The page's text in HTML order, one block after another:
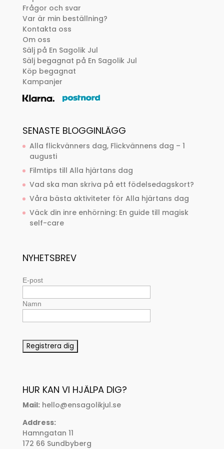
Frågor och svar
Var är min beställning?
Kontakta oss
Om oss
Sälj på En Sagolik Jul
Sälj begagnat på En Sagolik Jul
Köp begagnat
Kampanjer
SENASTE BLOGGINLÄGG
Alla flickvänners dag, Flickvännens dag – 1
augusti
Filmtips till Alla hjärtans dag
Vad ska man skriva på ett födelsedagskort?
Våra bästa aktiviteter för Alla hjärtans dag
Väck din inre enhörning: En guide till magisk
self-care
NYHETSBREV
E-post
Namn
HUR KAN VI HJÄLPA DIG?
Mail:hello@ensagolikjul.se
Address:
Hamngatan 11
172 66 Sundbyberg